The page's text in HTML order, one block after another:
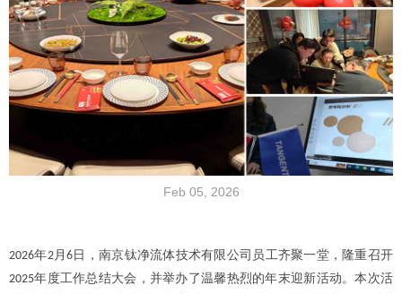
Feb 05, 2026
2026年2月6 日，南京钛净流体技术有限公司员工齐聚一堂，隆重召开
2025年度工作总结大会，并举办了温馨热烈的年末迎新活动。本次活